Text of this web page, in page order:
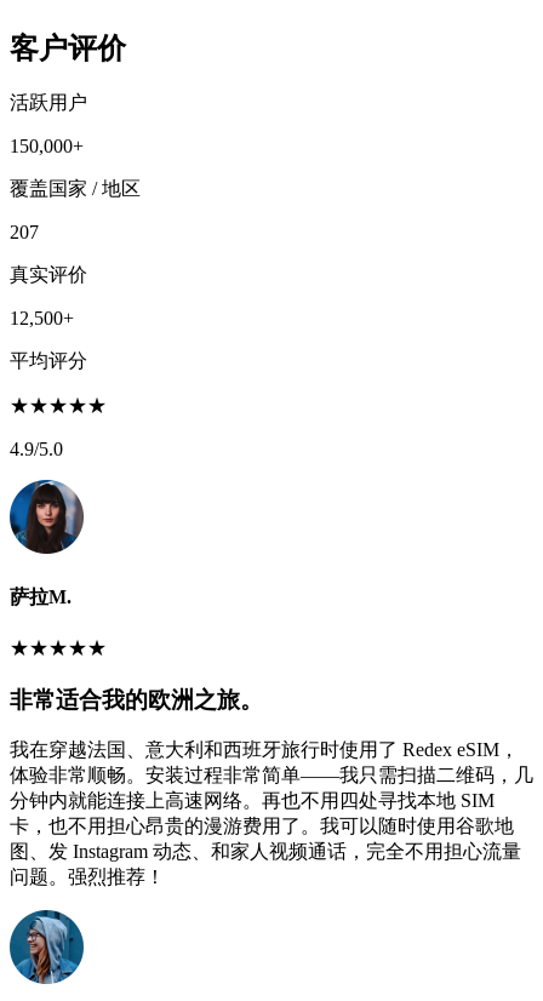
客户评价
活跃用户
150,000+
覆盖国家 / 地区
207
真实评价
12,500+
平均评分
★★★★★
4.9/5.0
萨拉M.
★★★★★
非常适合我的欧洲之旅。
我在穿越法国、意大利和西班牙旅行时使用了 Redex eSIM，
体验非常顺畅。安装过程非常简单——我只需扫描二维码，几
分钟内就能连接上高速网络。再也不用四处寻找本地 SIM
卡，也不用担心昂贵的漫游费用了。我可以随时使用谷歌地
图、发 Instagram 动态、和家人视频通话，完全不用担心流量
问题。强烈推荐！